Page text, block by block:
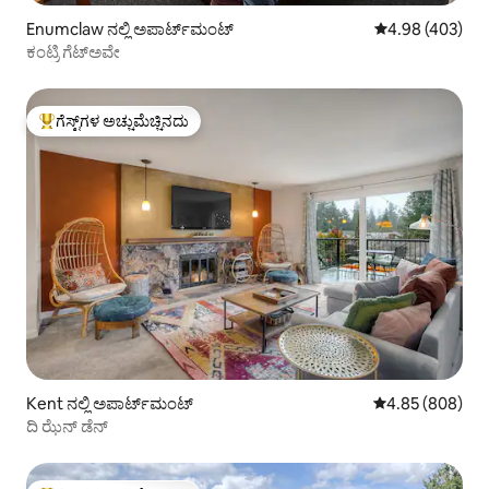
Enumclaw ನಲ್ಲಿ ಅಪಾರ್ಟ್‌ಮಂಟ್ 5 ರಲ್ಲಿ 4.98
4.98 (403)
ಕಂಟ್ರಿ ಗೆಟ್‌ಅವೇ
ಗೆಸ್ಟ್‌ಗಳಿಗೆ ಅತಿ ಹೆಚ್ಚು ಅಚ್ಚುಮೆಚ್ಚಿನದು
ಗೆಸ್ಟ್‌ಗಳ ಅಚ್ಚುಮೆಚ್ಚಿನದು
Kent ನಲ್ಲಿ ಅಪಾರ್ಟ್‌ಮಂಟ್ 5 ರಲ್ಲಿ 4.85
4.85 (808)
ದಿ ಝೆನ್ ಡೆನ್